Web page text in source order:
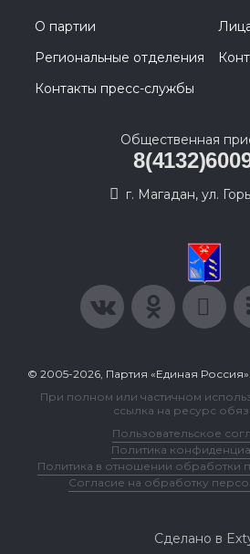
О партии
Региональные отделения
Контакты пресс-службы
Общественная
г. Магадан, ул.
© 2005-2026, Партия «Единая
При полном или частичном
ссылка на ресурс
Пользовательское
Политика
Политика в отношении обработки
Согласие на обработку
Сделано в